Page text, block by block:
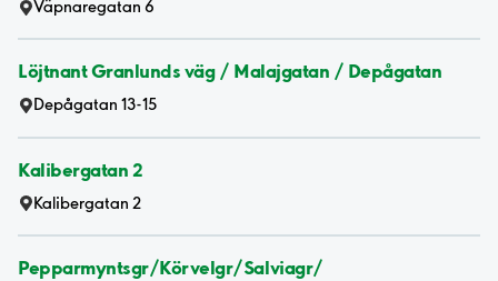
Väpnaregatan 6
Löjtnant Granlunds väg / Malajgatan / Depågatan
Depågatan 13-15
Kalibergatan 2
Kalibergatan 2
Pepparmyntsgr/Körvelgr/Salviagr/